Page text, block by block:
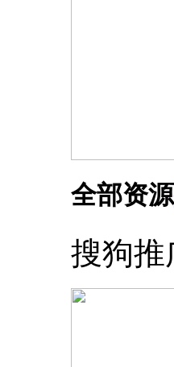
全部资源
搜狗推